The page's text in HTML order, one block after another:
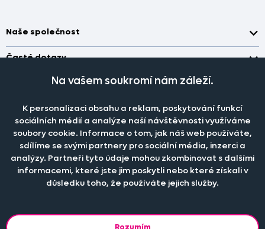
Staňte se členem klubu Dante.cz
Objevte slevy pro členy, získejte akční nabídky, novinky, tipy a
Naše společnost
Doprava a platba
Obchodní podmínky
Nastavení cookies
Katalog zdarma
Časté dotazy
Jak změřit okno pro nákup záclon?
Jak prát záclony a závěsy?
Jak prát povlečení a prostěradla?
Informace o materiálech
Šití záclon a závěsů
PRODEJNÍ ODDĚLENÍ - TELEFONICKY
po-pá 7:30 - 16:00
Tel.:777 111 818
e-mail:dotazy@dante.cz
reklamace:reklamace@dante.cz
Na vašem soukromí nám záleží.
K personalizaci obsahu a reklam, poskytování funkcí
sociálních médií a analýze naší návštěvnosti využíváme
soubory cookie. Informace o tom, jak náš web používáte,
sdílíme se svými partnery pro sociální média, inzerci a
analýzy. Partneři tyto údaje mohou zkombinovat s dalšími
informacemi, které jste jim poskytli nebo které získali v
důsledku toho, že používáte jejich služby.
Rozumím